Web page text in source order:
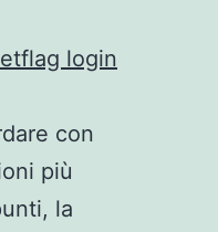
login
con
più
la